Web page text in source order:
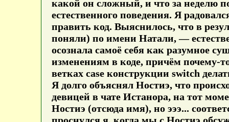
какой он сложный, и что за неделю
естественного поведения. Я
править код. Выяснилось, что в
поняли) по имени Натали, —
осознала самоё себя как разумное
изменениям в коде, причём почему-
ветках case конструкции switch
Я долго объяснял Ностиэ, что
девицей в чате Истанора, на тот
Ностиэ (отсюда имя), но эээ...